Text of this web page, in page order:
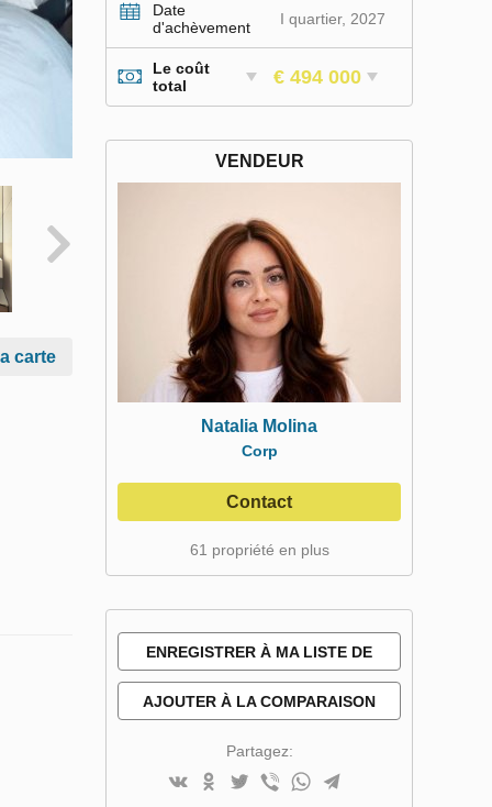
carte
Date
d'achèvement
I quartier, 2027
Le coût
total
€ 494 000
VENDEUR
Natalia Molina
Corp
Contact
61 propriété en plus
ENREGISTRER À MA LISTE DE
SOUHAITS
AJOUTER À LA COMPARAISON
Partagez: